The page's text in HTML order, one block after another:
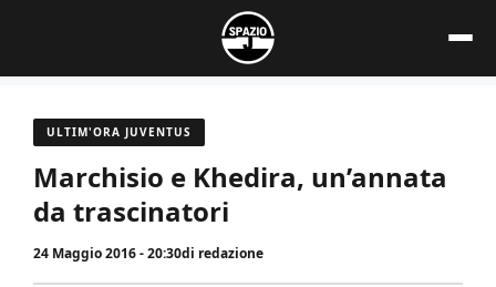
contenuto
ULTIM'ORA JUVENTUS
Marchisio e Khedira, un’annata
da trascinatori
24 Maggio 2016 - 20:30di redazione